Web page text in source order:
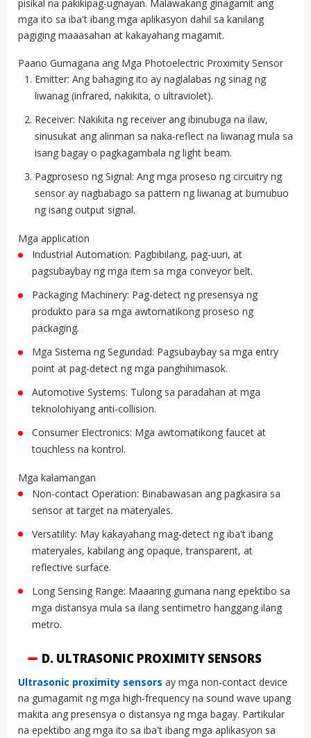
pisikal na pakikipag-ugnayan. Malawakang ginagamit ang
mga ito sa iba't ibang mga aplikasyon dahil sa kanilang
pagiging maaasahan at kakayahang magamit.
Paano Gumagana ang Mga Photoelectric Proximity Sensor
Emitter: Ang bahaging ito ay naglalabas ng sinag ng
liwanag (infrared, nakikita, o ultraviolet).
Receiver: Nakikita ng receiver ang ibinubuga na ilaw,
sinusukat ang alinman sa naka-reflect na liwanag mula sa
isang bagay o pagkagambala ng light beam.
Pagproseso ng Signal: Ang mga proseso ng circuitry ng
sensor ay nagbabago sa pattern ng liwanag at bumubuo
ng isang output signal.
Mga application
Industrial Automation: Pagbibilang, pag-uuri, at
pagsubaybay ng mga item sa mga conveyor belt.
Packaging Machinery: Pag-detect ng presensya ng
produkto para sa mga awtomatikong proseso ng
packaging.
Mga Sistema ng Seguridad: Pagsubaybay sa mga entry
point at pag-detect ng mga panghihimasok.
Automotive Systems: Tulong sa paradahan at mga
teknolohiyang anti-collision.
Consumer Electronics: Mga awtomatikong faucet at
touchless na kontrol.
Mga kalamangan
Non-contact Operation: Binabawasan ang pagkasira sa
sensor at target na materyales.
Versatility: May kakayahang mag-detect ng iba't ibang
materyales, kabilang ang opaque, transparent, at
reflective surface.
Long Sensing Range: Maaaring gumana nang epektibo sa
mga distansya mula sa ilang sentimetro hanggang ilang
metro.
D. ULTRASONIC PROXIMITY SENSORS
Ultrasonic proximity sensors ay mga non-contact device
na gumagamit ng mga high-frequency na sound wave upang
makita ang presensya o distansya ng mga bagay. Partikular
na epektibo ang mga ito sa iba't ibang mga aplikasyon sa